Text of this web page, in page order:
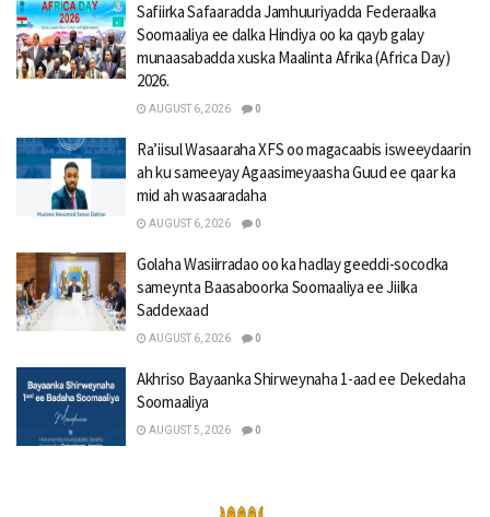
Safiirka Safaaradda Jamhuuriyadda Federaalka
Soomaaliya ee dalka Hindiya oo ka qayb galay
munaasabadda xuska Maalinta Afrika (Africa Day)
2026.
AUGUST 6, 2026 0
Ra’iisul Wasaaraha XFS oo magacaabis isweeydaarin
ah ku sameeyay Agaasimeyaasha Guud ee qaar ka
mid ah wasaaradaha
AUGUST 6, 2026 0
Golaha Wasiirradao oo ka hadlay geeddi-socodka
sameynta Baasaboorka Soomaaliya ee Jiilka
Saddexaad
AUGUST 6, 2026 0
Akhriso Bayaanka Shirweynaha 1-aad ee Dekedaha
Soomaaliya
AUGUST 5, 2026 0